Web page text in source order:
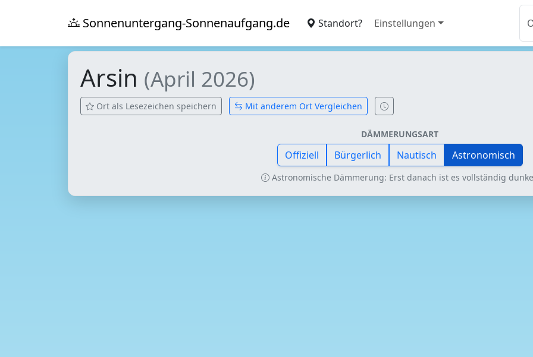
Sonnenuntergang-Sonnenaufgang.de Standort? Einstellungen
Arsin (April 2026)
Ort als Lesezeichen speichern Mit anderem Ort Vergleichen
DÄMMERUNGSART
Offiziell Bürgerlich Nautisch Astronomisch
Astronomische Dämmerung: Erst danach ist es vollständig